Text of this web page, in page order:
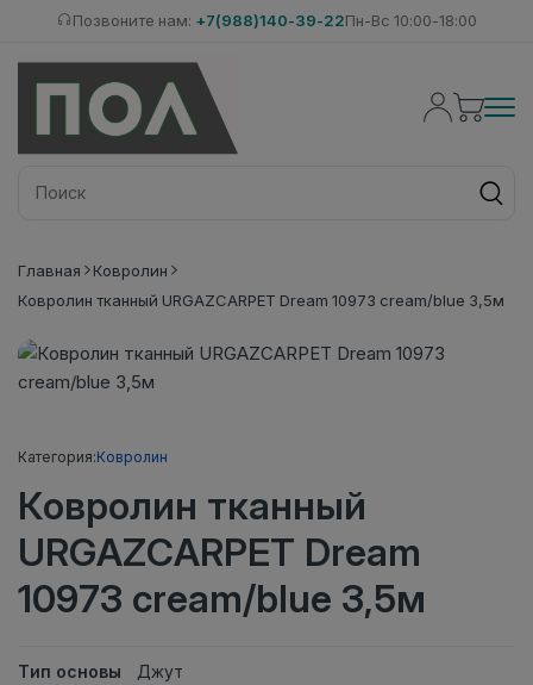
Позвоните нам: +7(988)140-39-22Пн-Вс 10:00-18:00
Главная
Ковролин
Ковролин тканный URGAZCARPET Dream 10973 cream/blue 3,5м
Категория:Ковролин
Ковролин тканный
URGAZCARPET Dream
10973 cream/blue 3,5м
Тип основы
Джут